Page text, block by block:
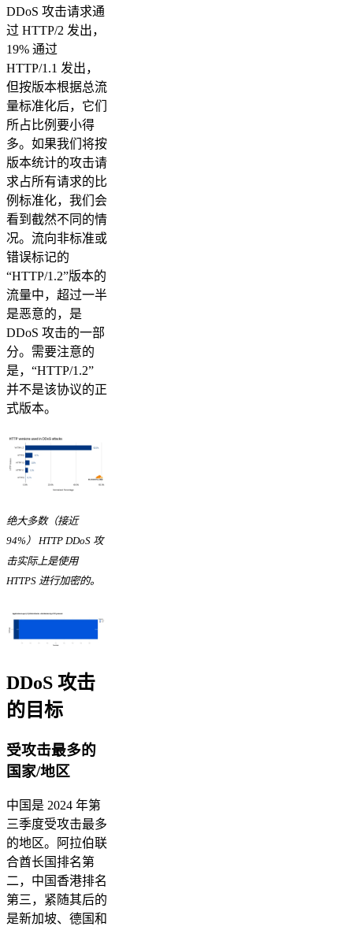
DDoS 攻击请求通
过 HTTP/2 发出，
19% 通过
HTTP/1.1 发出，
但按版本根据总流
量标准化后，它们
所占比例要小得
多。如果我们将按
版本统计的攻击请
求占所有请求的比
例标准化，我们会
看到截然不同的情
况。流向非标准或
错误标记的
“HTTP/1.2”版本的
流量中，超过一半
是恶意的，是
DDoS 攻击的一部
分。需要注意的
是，“HTTP/1.2”
并不是该协议的正
式版本。
绝大多数（接近
94%） HTTP DDoS 攻
击实际上是使用
HTTPS 进行加密的。
DDoS 攻击
的目标
受攻击最多的
国家/地区
中国是 2024 年第
三季度受攻击最多
的地区。阿拉伯联
合酋长国排名第
二，中国香港排名
第三，紧随其后的
是新加坡、德国和